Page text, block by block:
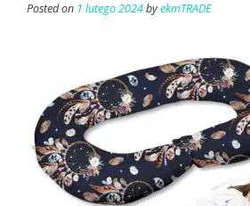
Posted on 1 lutego 2024byekmTRADE